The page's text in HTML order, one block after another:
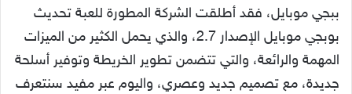
ببجي موبايل، فقد أطلقت الشركة المطورة للعبة تحديث
بوبجي موبايل الإصدار 2.7، والذي يحمل الكثير من الميزات
المهمة والرائعة، والتي تتضمن تطوير الخريطة وتوفير أسلحة
جديدة، مع تصميم جديد وعصري، واليوم عبر مفيد سنتعرف